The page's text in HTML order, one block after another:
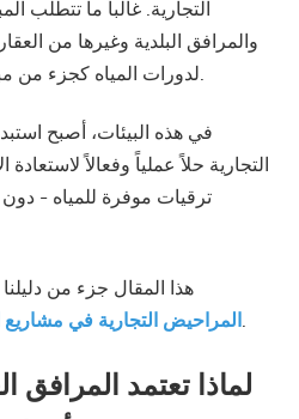
التجارية. غالباً ما تتطلب
والمرافق البلدية وغيرها من
لدورات المياه كجزء من مبادرات التجديد الأوسع نطاقاً.
في هذه البيئات، أصبح
التجارية حلاً عملياً وفعالاً
ترقيات موفرة للمياه -
هذا المقال جزء من
المراحيض التجارية في مشاريع .
لماذا تعتمد المرافق